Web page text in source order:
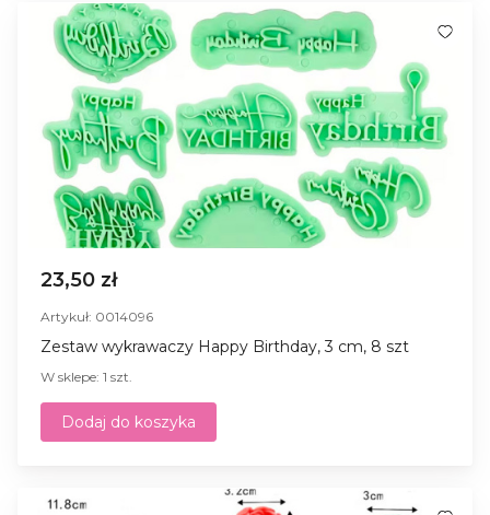
23,50 zł
Artykuł: 0014096
Zestaw wykrawaczy Happy Birthday, 3 cm, 8 szt
W sklepe: 1 szt.
Dodaj do koszyka